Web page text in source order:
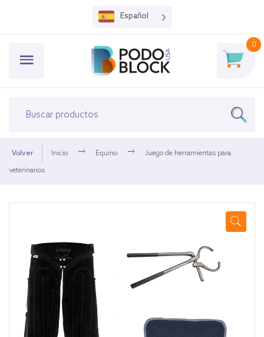
Español
0
Volver Inicio Equino Juego de herramientas para
veterinarios